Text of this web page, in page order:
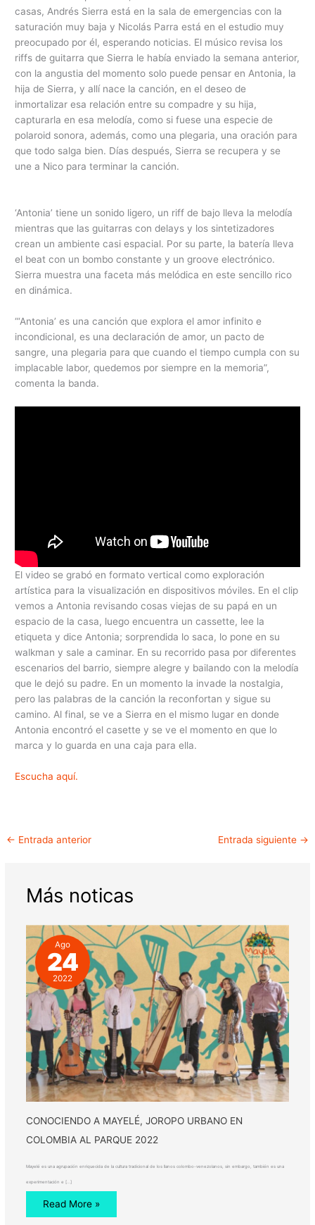
casas, Andrés Sierra está en la sala de emergencias con la
saturación muy baja y Nicolás Parra está en el estudio muy
preocupado por él, esperando noticias. El músico revisa los
riffs de guitarra que Sierra le había enviado la semana anterior,
con la angustia del momento solo puede pensar en Antonia, la
hija de Sierra, y allí nace la canción, en el deseo de
inmortalizar esa relación entre su compadre y su hija,
capturarla en esa melodía, como si fuese una especie de
polaroid sonora, además, como una plegaria, una oración para
que todo salga bien. Días después, Sierra se recupera y se
une a Nico para terminar la canción.
‘Antonia’ tiene un sonido ligero, un riff de bajo lleva la melodía
mientras que las guitarras con delays y los sintetizadores
crean un ambiente casi espacial. Por su parte, la batería lleva
el beat con un bombo constante y un groove electrónico.
Sierra muestra una faceta más melódica en este sencillo rico
en dinámica.
“‘Antonia’ es una canción que explora el amor infinito e
incondicional, es una declaración de amor, un pacto de
sangre, una plegaria para que cuando el tiempo cumpla con su
implacable labor, quedemos por siempre en la memoria”,
comenta la banda.
El video se grabó en formato vertical como exploración
artística para la visualización en dispositivos móviles. En el clip
vemos a Antonia revisando cosas viejas de su papá en un
espacio de la casa, luego encuentra un cassette, lee la
etiqueta y dice Antonia; sorprendida lo saca, lo pone en su
walkman y sale a caminar. En su recorrido pasa por diferentes
escenarios del barrio, siempre alegre y bailando con la melodía
que le dejó su padre. En un momento la invade la nostalgia,
pero las palabras de la canción la reconfortan y sigue su
camino. Al final, se ve a Sierra en el mismo lugar en donde
Antonia encontró el casette y se ve el momento en que lo
marca y lo guarda en una caja para ella.
Escucha aquí.
← Entrada anterior Entrada siguiente →
Más noticas
Ago
24
2022
CONOCIENDO A MAYELÉ, JOROPO URBANO EN
COLOMBIA AL PARQUE 2022
Mayelé es una agrupación enriquecida de la cultura tradicional de los llanos colombo-venezolanos, sin embargo, también es una
experimentación e […]
Read More »